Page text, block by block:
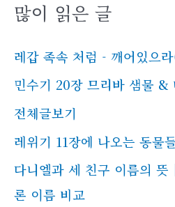
많이 읽은 글
레갑 족속 처럼 - 깨어있으
민수기 20장 므리바 샘물 &
전체글보기
레위기 11장에 나오는 동물
다니엘과 세 친구 이름의 뜻
론 이름 비교